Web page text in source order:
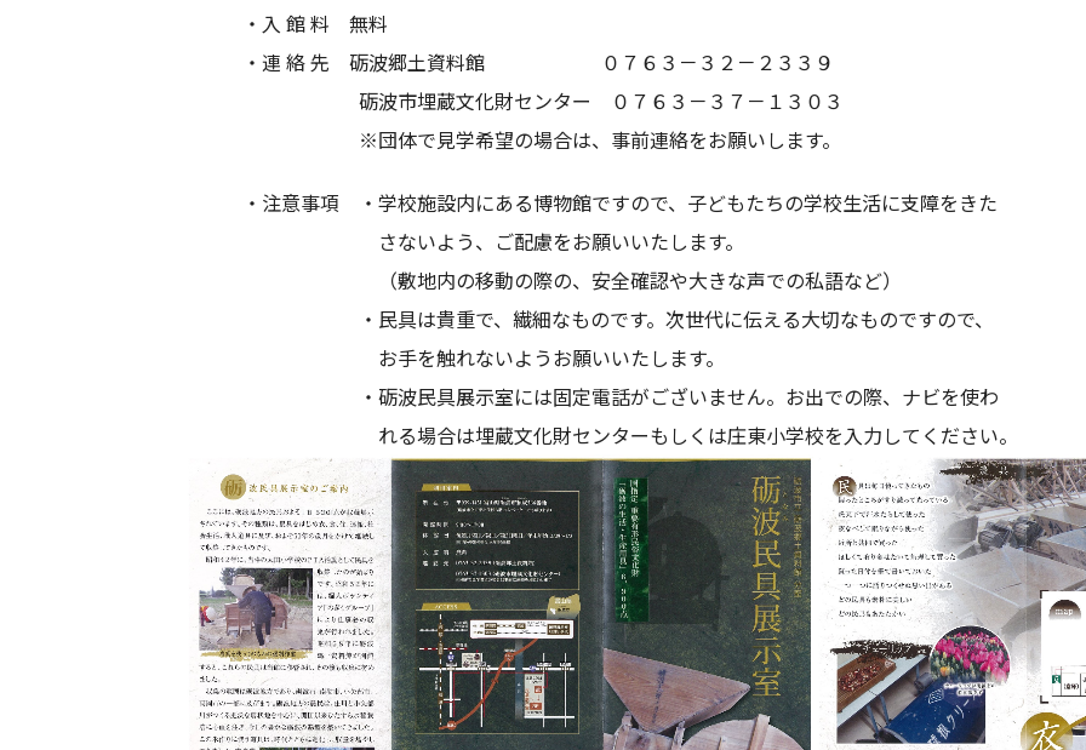
・入 館 料 無料
・連 絡 先 砺波郷土資料館 ０７６３－３２－２３３９
砺波市埋蔵文化財センター ０７６３－３７－１３０３
※団体で見学希望の場合は、事前連絡をお願いします。
・注意事項 ・学校施設内にある博物館ですので、子どもたちの学校生活に支障をきた
さないよう、ご配慮をお願いいたします。
（敷地内の移動の際の、安全確認や大きな声での私語など）
・民具は貴重で、繊細なものです。次世代に伝える大切なものですので、
お手を触れないようお願いいたします。
・砺波民具展示室には固定電話がございません。お出での際、ナビを使わ
れる場合は埋蔵文化財センターもしくは庄東小学校を入力してください。